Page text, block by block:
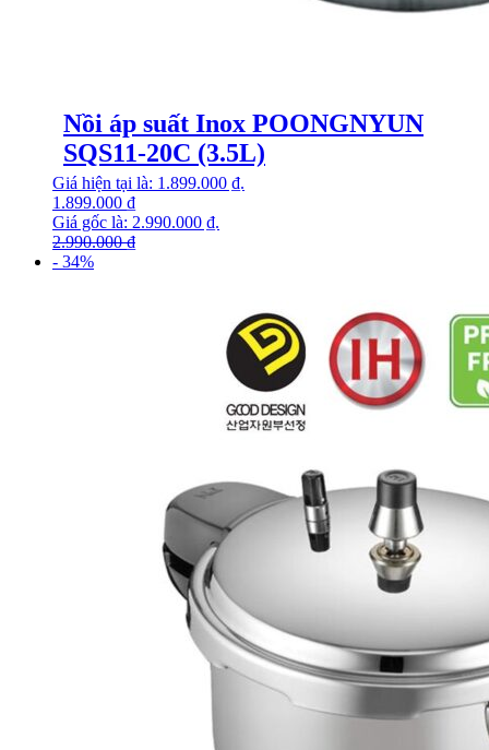
Nồi áp suất Inox POONGNYUN
SQS11-20C (3.5L)
2.990.000₫
Giá gốc là: 2.990.000 ₫.
1.899.000 ₫
Giá hiện tại là: 1.899.000 ₫.
- 34%